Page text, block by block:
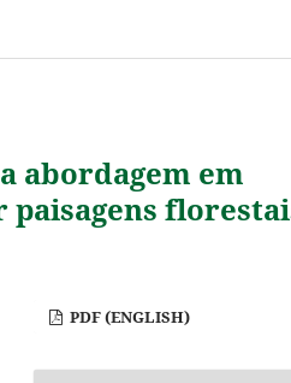
abordagem em
paisagens
PDF (ENGLISH)